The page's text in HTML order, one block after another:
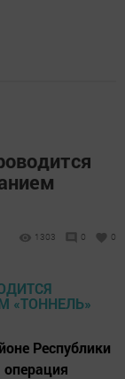
1303 0 0
Республики
операция